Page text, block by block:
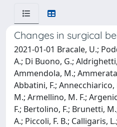
Changes in surgical
2021-01-01 Bracale, U.;
A.; Di Buono, G.;
Ammendola, M.;
Abbatini, F.;
M.; Armellino, M. F.;
F.; Bertolino, F.; Brunetti,
A.; Piccoli, F. B.; Calligaris,